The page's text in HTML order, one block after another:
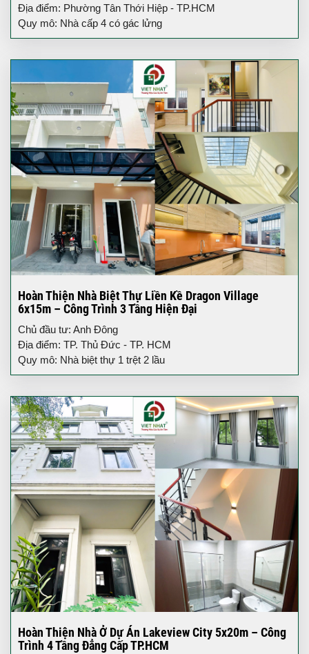
Địa điểm: Phường Tân Thới Hiệp - TP.HCM
Quy mô: Nhà cấp 4 có gác lửng
Hoàn Thiện Nhà Biệt Thự Liền Kề Dragon Village
6x15m – Công Trình 3 Tầng Hiện Đại
Chủ đầu tư: Anh Đông
Địa điểm: TP. Thủ Đức - TP. HCM
Quy mô: Nhà biệt thự 1 trệt 2 lầu
Hoàn Thiện Nhà Ở Dự Án Lakeview City 5x20m – Công
Trình 4 Tầng Đẳng Cấp TP.HCM